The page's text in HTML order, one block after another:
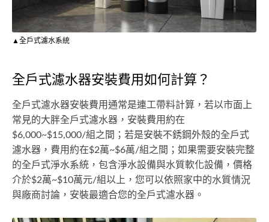
▲全戶式濾水系統
全戶式濾水器安裝費用如何計算？
全戶式濾水器安裝費用通常是連工帶料計算，若以市面上
常見的大胖全戶式濾水器，安裝費用約在
$6,000~$15,000/組之間；若是安裝不銹鋼外殼的全戶式
濾水器，費用約在$2萬~$6萬/組之間；如果需要安裝完整
的全戶式淨水系統，包含淨水設備與水質軟化設備，價格
介於$2萬~$10萬元/組以上，您可以依照家中的水質情況
與廠商討論，安裝最適合您的全戶式濾水器。